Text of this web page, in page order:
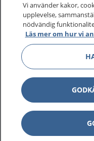
1177 på flera språk
Om 1177
Kontakt
Behandling av
Vi använder kakor,
upplevelse,
nödvändig
Läs mer om hur vi